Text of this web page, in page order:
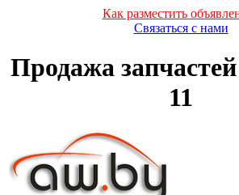
Как разместить
Связаться с нами
Продажа
11